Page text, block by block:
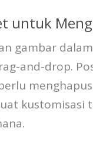
untuk
gambar
and-drop.
kustomisasi